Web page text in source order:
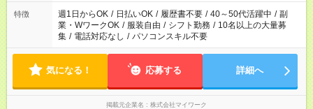
特徴 週1日からOK / 日払いOK / 履歴書不要 / 40～50代活躍中 / 副
業・WワークOK / 服装自由 / シフト勤務 / 10名以上の大量募
集 / 電話対応なし / パソコンスキル不要
気になる！ 応募する 詳細へ
掲載元企業名 株式会社マイワーク